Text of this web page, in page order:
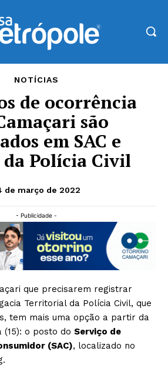
NOTÍCIAS
de ocorrência
são
em SAC e
Polícia Civil
de março de 2022
- Publicidade -
que precisarem registrar
Territorial da Polícia Civil, que
tem mais uma opção a partir da
o posto do Serviço de
(SAC), localizado no